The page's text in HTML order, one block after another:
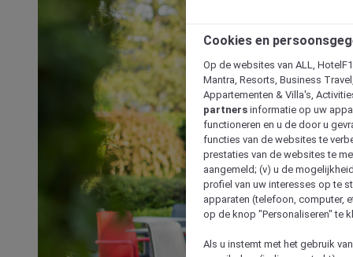
Cookies en
Op de websites van ALL,
Mantra, Resorts, Business
Appartementen & Villa's,
partners informatie op uw
functioneren en u de door u
functies van de websites te
prestaties van de websites te
aangemeld; (v) u de
profiel van uw interesses op te
apparaten (telefoon, computer,
op de knop "Personaliseren" te
Als u instemt met het gebruik